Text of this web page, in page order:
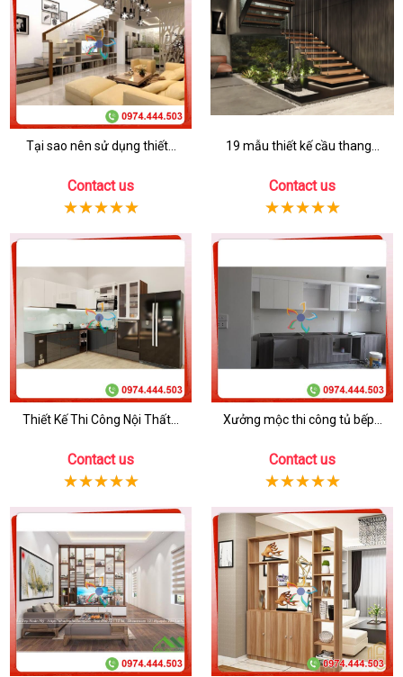
Tại sao nên sử dụng thiết...
Contact us
19 mẫu thiết kế cầu thang...
Contact us
Thiết Kế Thi Công Nội Thất...
Contact us
Xưởng mộc thi công tủ bếp...
Contact us